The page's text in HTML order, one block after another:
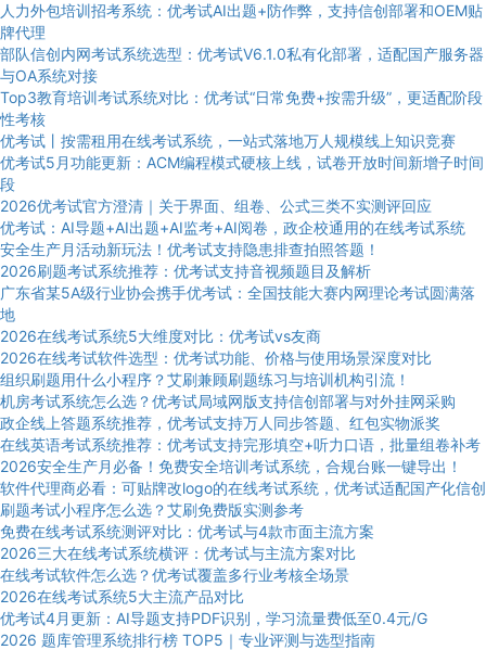
人力外包培训招考系统：优考试AI出题+防作弊，支持信创部署和OEM贴
牌代理
部队信创内网考试系统选型：优考试V6.1.0私有化部署，适配国产服务器
与OA系统对接
Top3教育培训考试系统对比：优考试“日常免费+按需升级”，更适配阶段
性考核
优考试丨按需租用在线考试系统，一站式落地万人规模线上知识竞赛
优考试5月功能更新：ACM编程模式硬核上线，试卷开放时间新增子时间
段
2026优考试官方澄清｜关于界面、组卷、公式三类不实测评回应
优考试：AI导题+AI出题+AI监考+AI阅卷，政企校通用的在线考试系统
安全生产月活动新玩法！优考试支持隐患排查拍照答题！
2026刷题考试系统推荐：优考试支持音视频题目及解析
广东省某5A级行业协会携手优考试：全国技能大赛内网理论考试圆满落
地
2026在线考试系统5大维度对比：优考试vs友商
2026在线考试软件选型：优考试功能、价格与使用场景深度对比
组织刷题用什么小程序？艾刷兼顾刷题练习与培训机构引流！
机房考试系统怎么选？优考试局域网版支持信创部署与对外挂网采购
政企线上答题系统推荐，优考试支持万人同步答题、红包实物派奖
在线英语考试系统推荐：优考试支持完形填空+听力口语，批量组卷补考
2026安全生产月必备！免费安全培训考试系统，合规台账一键导出！
软件代理商必看：可贴牌改logo的在线考试系统，优考试适配国产化信创
刷题考试小程序怎么选？艾刷免费版实测参考
免费在线考试系统测评对比：优考试与4款市面主流方案
2026三大在线考试系统横评：优考试与主流方案对比
在线考试软件怎么选？优考试覆盖多行业考核全场景
2026在线考试系统5大主流产品对比
优考试4月更新：AI导题支持PDF识别，学习流量费低至0.4元/G
2026 题库管理系统排行榜 TOP5｜专业评测与选型指南